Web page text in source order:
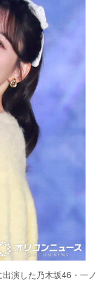
演した乃木坂46・一ノ